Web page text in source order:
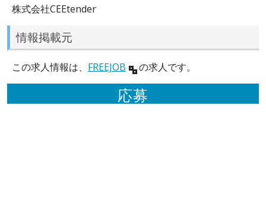
株式会社CEEtender
情報掲載元
この求人情報は、 FREEJOB の求人です。
応募